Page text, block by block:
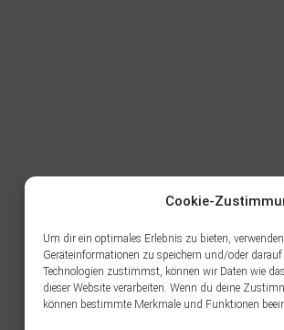
Cookie-
Um dir ein optimales Erlebnis zu bieten,
Geräteinformationen zu speichern und/oder
Technologien zustimmst, können wir Daten wie
dieser Website verarbeiten. Wenn du deine
können bestimmte Merkmale und Funktionen